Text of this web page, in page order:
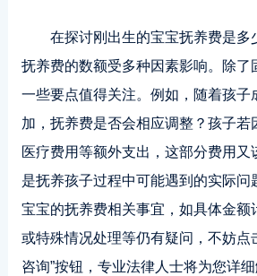
在探讨刚出生的宝宝抚养费是多
抚养费的数额受多种因素影响。除了
一些要点值得关注。例如，随着孩子
加，抚养费是否会相应调整？孩子若
医疗费用等额外支出，这部分费用又
是抚养孩子过程中可能遇到的实际问
宝宝的抚养费相关事宜，如具体金额
或特殊情况处理等仍有疑问，不妨点
咨询”按钮，专业法律人士将为您详